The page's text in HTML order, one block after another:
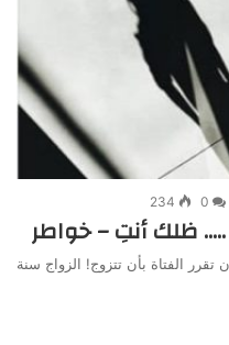
0
234
….. ظلك أنتِ – خواطر
الفتاة بأن تتزوج! الزواج سنة